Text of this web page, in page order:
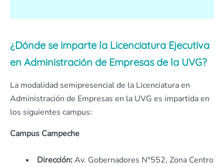
¿Dónde se imparte la Licenciatura Ejecutiva
en Administración de Empresas de la UVG?
La modalidad semipresencial de la Licenciatura en
Administración de Empresas en la UVG es impartida en
los siguientes campus:
Campus Campeche
Dirección:Av. Gobernadores N°552, Zona Centro